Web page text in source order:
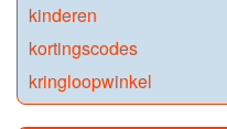
kinderen
kortingscodes
kringloopwinkel